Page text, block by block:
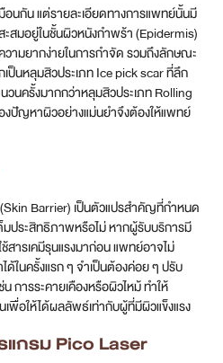
นกัน แต่รายละเอียดทางการแพทย์นั้นมี
สมอยู่ในชั้นผิวหนังกำพร้า (Epidermis)
ามยากง่ายในการกำจัด รวมถึงลักษณะ
ป็นหลุมสิวประเภท Ice pick scar ที่ลึก
วนครั้งมากกว่าหลุมสิวประเภท Rolling
งปัญหาผิวอย่างแม่นยำจึงต้องให้แพทย์
(Skin Barrier) เป็นตัวแปรสำคัญที่กำหนด
มประสิทธิภาพหรือไม่ หากผู้รับบริการมี
ารเคมีรุนแรงมาก่อน แพทย์อาจไม่
ด้ในครั้งแรก ๆ จำเป็นต้องค่อย ๆ ปรับ
การระคายเคืองหรือผิวไหม้ ทำให้
พื่อให้ได้ผลลัพธ์เท่ากับผู้ที่มีผิวแข็งแรง
กรม Pico Laser